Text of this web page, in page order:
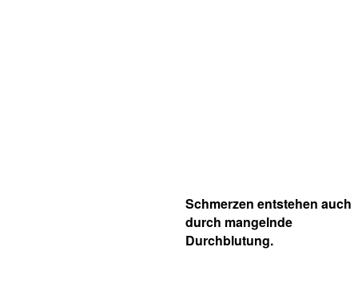
Schmerzen entstehen auch
durch mangelnde
Durchblutung.